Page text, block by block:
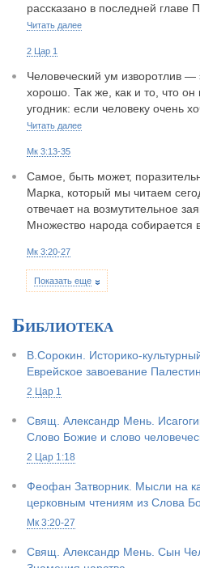
рассказано в последней главе
Читать далее
2 Цар 1
Человеческий ум изворотлив —
хорошо. Так же, как и то, что
угодник: если человеку очень
Читать далее
Мк 3:13-35
Самое, быть может,
Марка, который мы читаем
отвечает на возмутительное
Множество народа собирается
Мк 3:20-27
Показать еще
Библиотека
В.Сорокин. Историко-
Еврейское завоевание
2 Цар 1
Свящ. Александр Мень.
Слово Божие и слово
2 Цар 1:18
Феофан Затворник. Мысли на
церковным чтениям из Слова
Мк 3:20-27
Свящ. Александр Мень. Сын